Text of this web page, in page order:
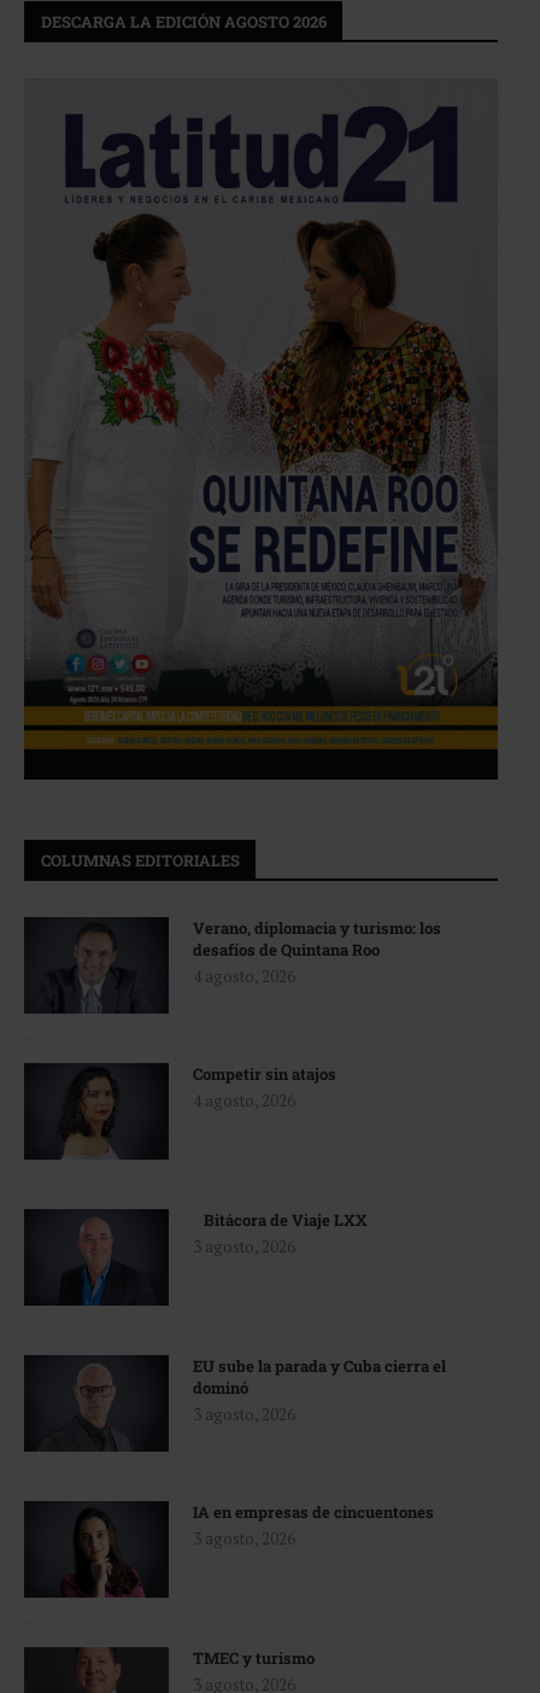
DESCARGA LA EDICIÓN AGOSTO 2026
COLUMNAS EDITORIALES
Verano, diplomacia y turismo: los
desafíos de Quintana Roo
4 agosto, 2026
Competir sin atajos
4 agosto, 2026
Bitácora de Viaje LXX
3 agosto, 2026
EU sube la parada y Cuba cierra el
dominó
3 agosto, 2026
IA en empresas de cincuentones
3 agosto, 2026
TMEC y turismo
3 agosto, 2026